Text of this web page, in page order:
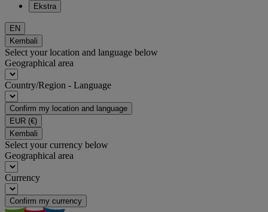
Ekstra
EN
Kembali
Select your location and language below
Geographical area
Country/Region - Language
Confirm my location and language
EUR (€)
Kembali
Select your currency below
Geographical area
Currency
Confirm my currency